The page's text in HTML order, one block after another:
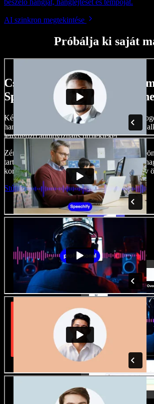
beszélő hangját, hanglejtését és tempóját.
AI szinkron megtekintése
Próbálja ki saját
Csak egy kis ízelítő abból,
Speechify Studio-val
Készítsen hangalámondásokat, adjon hozzá
hangokat, videókat, klónozza le a hangját, és
lenyűgöző audiovizuális projekteket.
Zéró tanulási görbével, és mindennel, ami a
tartalomgyártók maguk mögött hagyhatják a
korlátokat, és életre kelthetnek minden kreatív
Stúdió indítása